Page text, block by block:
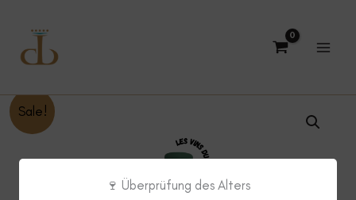
springen
Sale!
🍷 Überprüfung des Alters